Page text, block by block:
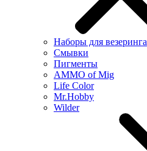
Наборы для везеринга
Смывки
Пигменты
AMMO of Mig
Life Color
Mr.Hobby
Wilder